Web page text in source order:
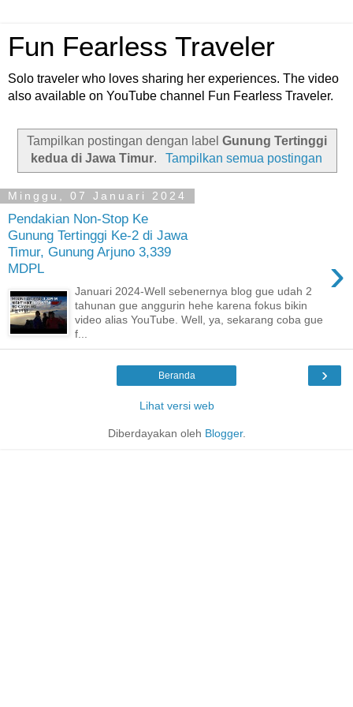
Fun Fearless Traveler
Solo traveler who loves sharing her experiences. The video
also available on YouTube channel Fun Fearless Traveler.
Tampilkan postingan dengan label Gunung Tertinggi
kedua di Jawa Timur. Tampilkan semua postingan
Minggu, 07 Januari 2024
Pendakian Non-Stop Ke
Gunung Tertinggi Ke-2 di Jawa
Timur, Gunung Arjuno 3,339
MDPL
›
Januari 2024-Well sebenernya blog gue udah 2
tahunan gue anggurin hehe karena fokus bikin
video alias YouTube. Well, ya, sekarang coba gue
f...
›
Beranda
Lihat versi web
Diberdayakan oleh Blogger.